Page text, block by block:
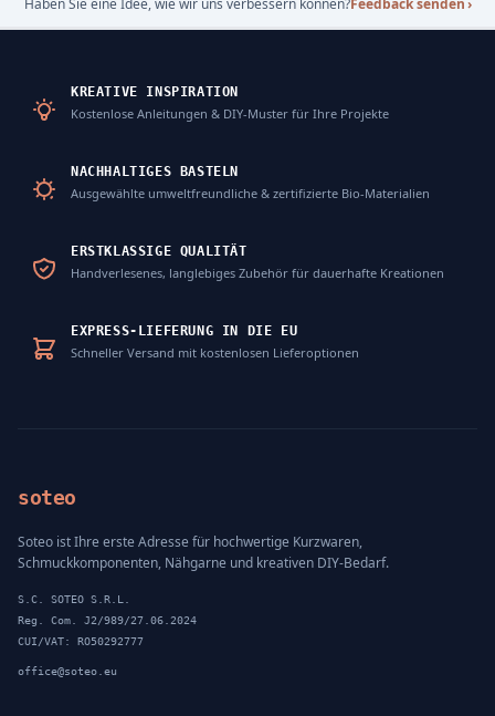
Haben Sie eine Idee, wie wir uns verbessern können?Feedback senden›
KREATIVE INSPIRATION
Kostenlose Anleitungen & DIY-Muster für Ihre Projekte
NACHHALTIGES BASTELN
Ausgewählte umweltfreundliche & zertifizierte Bio-Materialien
ERSTKLASSIGE QUALITÄT
Handverlesenes, langlebiges Zubehör für dauerhafte Kreationen
EXPRESS-LIEFERUNG IN DIE EU
Schneller Versand mit kostenlosen Lieferoptionen
soteo
Soteo ist Ihre erste Adresse für hochwertige Kurzwaren,
Schmuckkomponenten, Nähgarne und kreativen DIY-Bedarf.
S.C. SOTEO S.R.L.
Reg. Com. J2/989/27.06.2024
CUI/VAT: RO50292777
office@soteo.eu